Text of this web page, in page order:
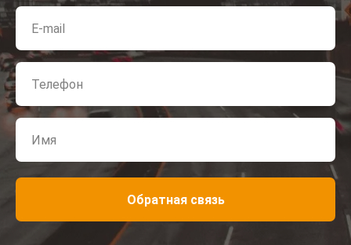
Обратная связь